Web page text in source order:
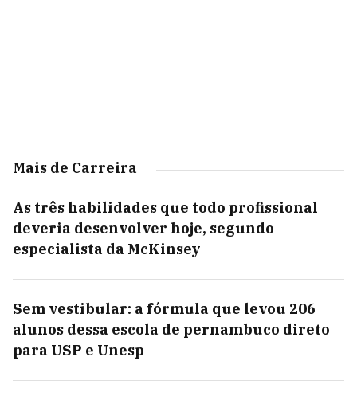
Mais de Carreira
As três habilidades que todo profissional
deveria desenvolver hoje, segundo
especialista da McKinsey
Sem vestibular: a fórmula que levou 206
alunos dessa escola de pernambuco direto
para USP e Unesp